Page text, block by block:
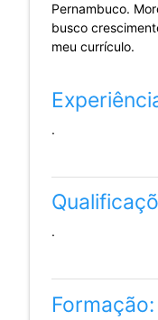
Pernambuco.
busco
meu currículo.
.
.
Formação: